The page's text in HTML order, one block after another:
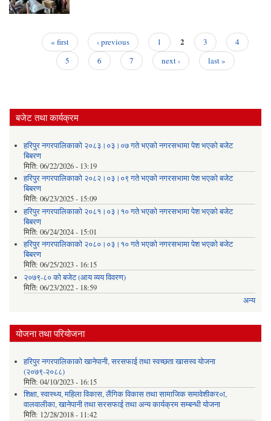
« first ‹ previous 1 2 3
4
5
6 7 next › last »
बजेट तथा कार्यक्रम
हरिपुर नगरपालिकाको २०८३।०३।०७ गते भएको नगरसभामा पेश भएको बजेट
बिबरण
मिति: 06/22/2026 - 13:19
हरिपुर नगरपालिकाको २०८२।०३।०९ गते भएको नगरसभामा पेश भएको बजेट
बिबरण
मिति: 06/23/2025 - 15:09
हरिपुर नगरपालिकाको २०८१।०३।१० गते भएको नगरसभामा पेश भएको बजेट
बिबरण
मिति: 06/24/2024 - 15:01
हरिपुर नगरपालिकाको २०८०।०३।१० गते भएको नगरसभामा पेश भएको बजेट
बिबरण
मिति: 06/25/2023 - 16:15
२०७९-८० को बजेट (आय व्यय विवरण)
मिति: 06/23/2022 - 18:59
अन्य
योजना तथा परियोजना
हरिपुर नगरपालिकाको खानेपानी, सरसफाई तथा स्वच्छता खासस्व योजना
(२०७९-२०८८)
मिति: 04/10/2023 - 16:15
शिक्षा, स्वास्थ्य, महिला विकास, लैंगिक विकास तथा सामाजिक समावेशीकर०ा,
वालवालीका, खानेपानी तथा सरसफाई तथा अन्य कार्यक्रम सम्बन्धी योजना
मिति: 12/28/2018 - 11:42